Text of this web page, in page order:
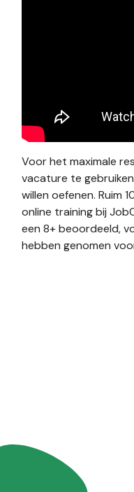
Voor het maximale
vacature te
willen oefenen. Ruim
online training bij
een 8+ beoordeeld,
hebben genomen